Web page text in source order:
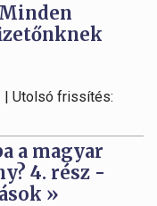
| Utolsó frissítés:
a magyar
4. rész -
»